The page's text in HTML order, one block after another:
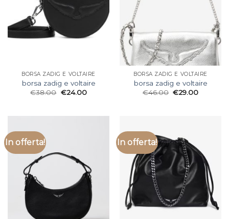
BORSA ZADIG E VOLTAIRE
borsa zadig e voltaire
€38.00 €24.00
BORSA ZADIG E VOLTAIRE
borsa zadig e voltaire
€46.00 €29.00
In offerta! In offerta!